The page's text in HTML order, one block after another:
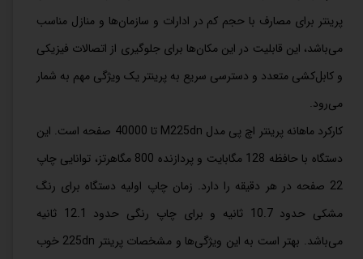
پرینتر برای مصارف با حجم کم در ادارات و سازمان‌ها و منازل مناسب
می‌باشد، این قابلیت در این مکان‌ها برای جلوگیری از اتصالات فیزیکی
و کابل‌کشی متعدد و دسترسی سریع به پرینتر یک ویژگی مهم به شمار
می‌رود.
کارکرد ماهانه پرینتر اچ پی مدل M225dn تا 40000 صفحه است. این
دستگاه با حافظه 128 مگابایت و پردازنده 800 مگاهرتز، توانایی چاپ
22 صفحه در هر دقیقه را دارد. زمان چاپ اولیه دستگاه برای رنگ
مشکی حدود 10.7 ثانیه و برای چاپ رنگی حدود 12.1 ثانیه
می‌باشد. بهتر است به این ویژگی‌ها و مشخصات پرینتر 225dn خوب